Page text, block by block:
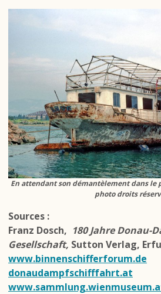
En attendant son démantèlement dans le
photo droits
Sources :
Franz Dosch, 180 Jahre Donau-
Gesellschaft, Sutton Verlag,
www.binnenschifferforum.de
donaudampfschifffahrt.at